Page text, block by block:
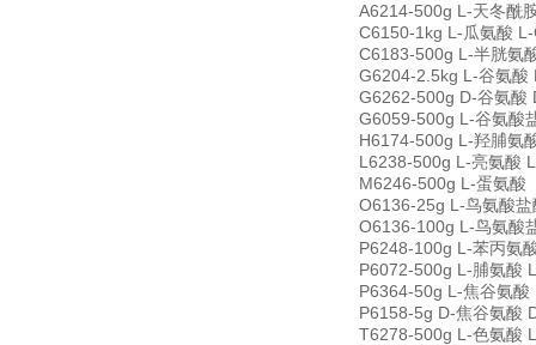
A6214-500g L-天冬酰
C6150-1kg L-瓜氨酸
C6183-500g L-半胱氨
G6204-2.5kg L-谷氨酸
G6262-500g D-谷氨酸
G6059-500g L-谷氨酸
H6174-500g L-羟脯氨
L6238-500g L-亮氨酸
M6246-500g L-蛋氨酸
O6136-25g L-鸟氨酸
O6136-100g L-鸟氨酸
P6248-100g L-苯丙氨
P6072-500g L-脯氨酸
P6364-50g L-焦谷氨
P6158-5g D-焦谷氨酸
T6278-500g L-色氨酸